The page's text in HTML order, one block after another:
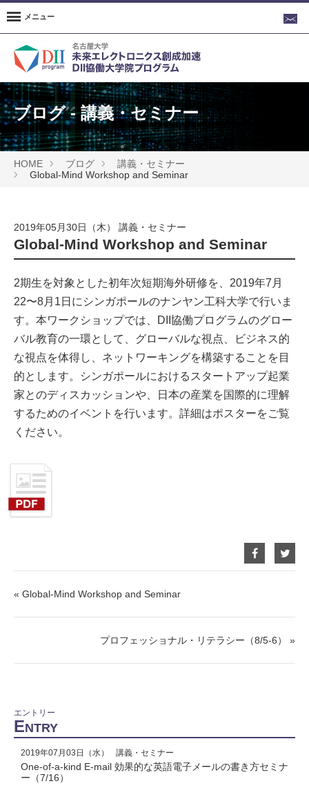
メニュー
ブログ - 講義・セミナー
HOME ブログ
講義・セミナー
Global-Mind Workshop and Seminar
2019年05月30日（木） 講義・セミナー
Global-Mind Workshop and Seminar
2期生を対象とした初年次短期海外研修を、2019年7月
22〜8月1日にシンガポールのナンヤン工科大学で行いま
す。本ワークショップでは、DII協働プログラムのグロー
バル教育の一環として、グローバルな視点、ビジネス的
な視点を体得し、ネットワーキングを構築することを目
的とします。シンガポールにおけるスタートアップ起業
家とのディスカッションや、日本の産業を国際的に理解
するためのイベントを行います。詳細はポスターをご覧
ください。
Facebook
シ
シ
« Global-Mind Workshop and Seminar
プロフェッショナル・リテラシー（8/5-6） »
エントリー
ENTRY
2019年07月03日（水） 講義・セミナー
One-of-a-kind E-mail 効果的な英語電子メールの書き方セミナ
ー（7/16）